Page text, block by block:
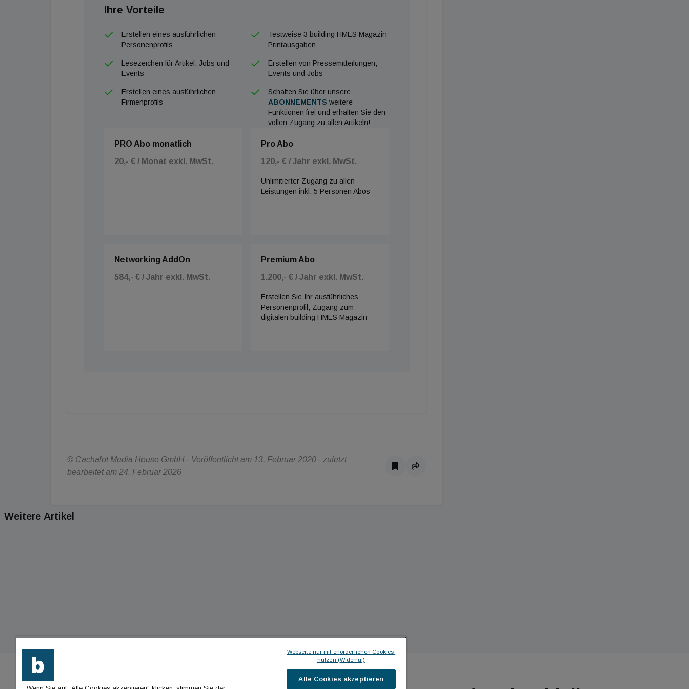
Ihre Vorteile
Erstellen eines ausführlichen
Personenprofils
Testweise 3 buildingTIMES Magazin
Printausgaben
Lesezeichen für Artikel, Jobs und
Events
Erstellen von Pressemitteilungen,
Events und Jobs
Erstellen eines ausführlichen
Firmenprofils
Schalten Sie über unsere
ABONNEMENTS weitere
Funktionen frei und erhalten Sie den
vollen Zugang zu allen Artikeln!
PRO Abo monatlich
20,- € / Monat exkl. MwSt.
Pro Abo
120,- € / Jahr exkl. MwSt.
Unlimitierter Zugang zu allen
Leistungen inkl. 5 Personen Abos
Networking AddOn
584,- € / Jahr exkl. MwSt.
Premium Abo
1.200,- € / Jahr exkl. MwSt.
Erstellen Sie Ihr ausführliches
Personenprofil, Zugang zum
digitalen buildingTIMES Magazin
© Cachalot Media House GmbH - Veröffentlicht am 13. Februar 2020 - zuletzt
bearbeitet am 24. Februar 2026
Weitere Artikel
Webseite nur mit erforderlichen Cookies
nutzen (Widerruf)
Alle Cookies akzeptieren